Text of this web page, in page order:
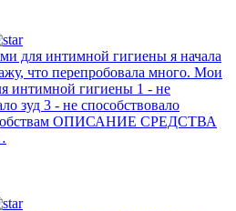
интимной гигиены я начала
что перепробовала много. Мои
интимной гигиены 1 - не
зуд 3 - не способствовало
ОПИСАНИЕ СРЕДСТВА